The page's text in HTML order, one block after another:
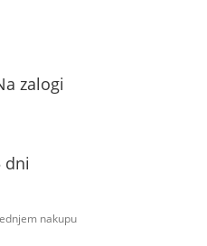
zalogi
dni
nakupu